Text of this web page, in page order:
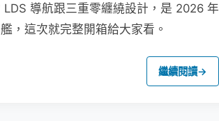
LDS 導航跟三重零纏繞設計，是 2026 年
，這次就完整開箱給大家看。
繼續閱讀→